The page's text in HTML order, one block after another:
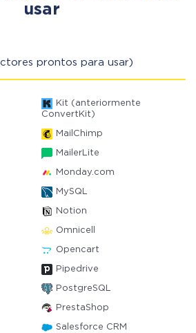
usar
prontos para usar)
Kit (anteriormente
ConvertKit)
MailChimp
MailerLite
Monday.com
MySQL
Notion
Omnicell
Opencart
Pipedrive
PostgreSQL
PrestaShop
Salesforce CRM